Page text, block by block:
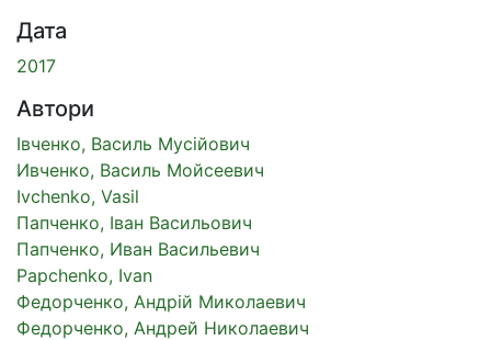
Дата
2017
Автори
Івченко, Василь Мусійович
Ивченко, Василь Мойсеевич
Ivchenko, Vasil
Папченко, Іван Васильович
Папченко, Иван Васильевич
Papchenko, Ivan
Федорченко, Андрій Миколаевич
Федорченко, Андрей Николаевич